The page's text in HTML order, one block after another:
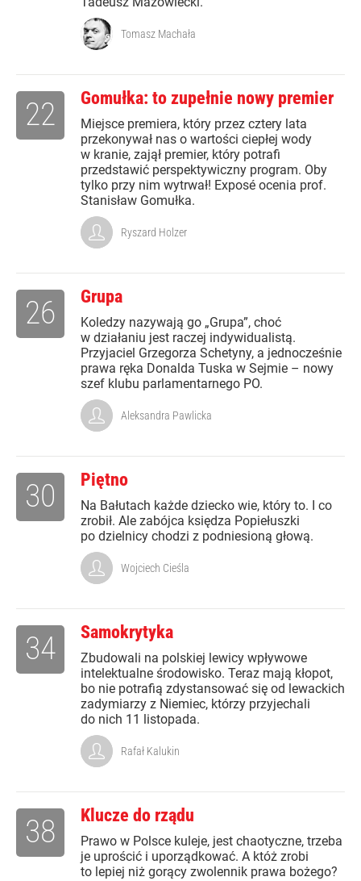
Tomasz Machała
Gomułka: to zupełnie nowy premier
Miejsce premiera, który przez cztery lata
przekonywał nas o wartości ciepłej wody
w kranie, zajął premier, który potrafi
przedstawić perspektywiczny program. Oby
tylko przy nim wytrwał! Exposé ocenia prof.
Stanisław Gomułka.
22
Ryszard Holzer
Grupa
Koledzy nazywają go „Grupa”, choć
w działaniu jest raczej indywidualistą.
Przyjaciel Grzegorza Schetyny, a jednocześnie
prawa ręka Donalda Tuska w Sejmie – nowy
szef klubu parlamentarnego PO.
26
Aleksandra Pawlicka
Piętno
Na Bałutach każde dziecko wie, który to. I co
zrobił. Ale zabójca księdza Popiełuszki
po dzielnicy chodzi z podniesioną głową.
30
Wojciech Cieśla
Samokrytyka
Zbudowali na polskiej lewicy wpływowe
intelektualne środowisko. Teraz mają kłopot,
bo nie potrafią zdystansować się od lewackich
zadymiarzy z Niemiec, którzy przyjechali
do nich 11 listopada.
34
Rafał Kalukin
Klucze do rządu
Prawo w Polsce kuleje, jest chaotyczne, trzeba
je uprościć i uporządkować. A któż zrobi
to lepiej niż gorący zwolennik prawa bożego?
38